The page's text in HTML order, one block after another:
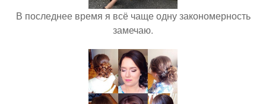
В последнее время я всё чаще одну закономерность
замечаю.